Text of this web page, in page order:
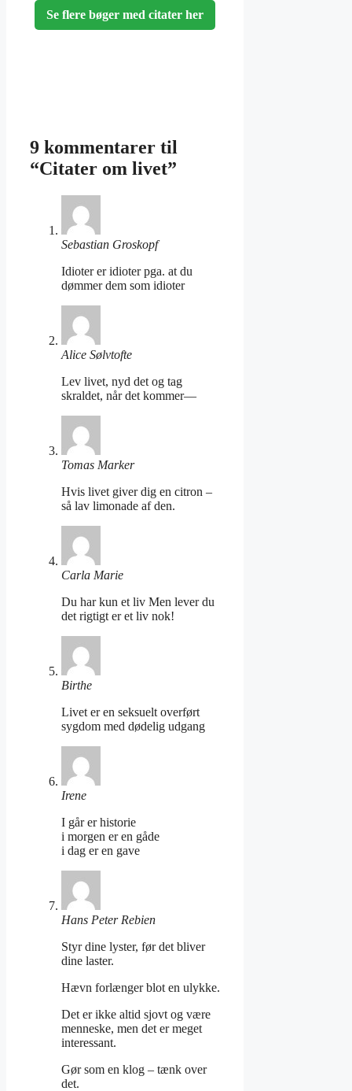
Se flere bøger med citater her
9 kommentarer til
“Citater om livet”
Sebastian Groskopf
Idioter er idioter pga. at du
dømmer dem som idioter
Alice Sølvtofte
Lev livet, nyd det og tag
skraldet, når det kommer—
Tomas Marker
Hvis livet giver dig en citron –
så lav limonade af den.
Carla Marie
Du har kun et liv Men lever du
det rigtigt er et liv nok!
Birthe
Livet er en seksuelt overført
sygdom med dødelig udgang
Irene
I går er historie
i morgen er en gåde
i dag er en gave
Hans Peter Rebien
Styr dine lyster, før det bliver
dine laster.
Hævn forlænger blot en ulykke.
Det er ikke altid sjovt og være
menneske, men det er meget
interessant.
Gør som en klog – tænk over
det.